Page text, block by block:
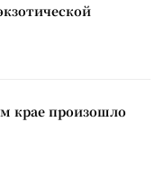
крае произошло